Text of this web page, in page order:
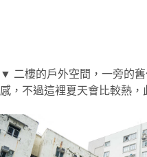
▼ 二樓的戶外空間，一旁的
感，不過這裡夏天會比較熱，